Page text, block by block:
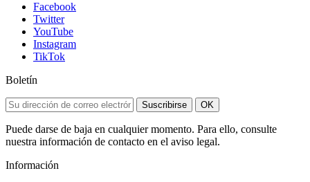
Facebook
Twitter
YouTube
Instagram
TikTok
Boletín
Suscribirse OK
Puede darse de baja en cualquier momento. Para ello, consulte
nuestra información de contacto en el aviso legal.
Información